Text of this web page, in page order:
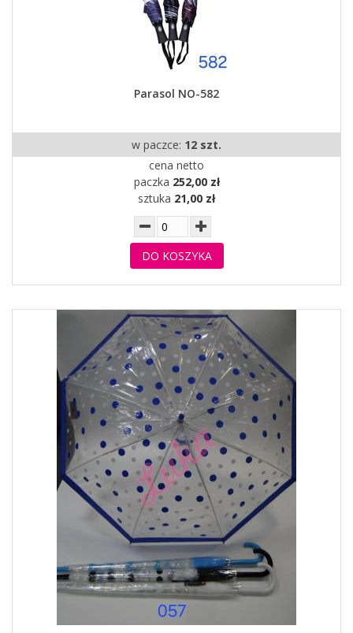
Parasol NO-582
w paczce: 12 szt.
cena netto
paczka 252,00 zł
sztuka 21,00 zł
DO KOSZYKA